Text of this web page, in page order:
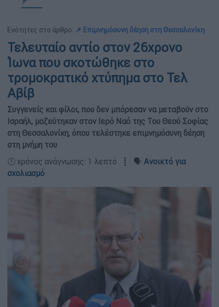
Ενότητες στο άρθρο: 📌 Επιμνημόσυνη δέηση στη Θεσσαλονίκη
Τελευταίο αντίο στον 26χρονο
Ίωνα που σκοτώθηκε στο
τρομοκρατικό χτύπημα στο Τελ
Αβίβ
Συγγενείς και φίλοι, που δεν μπόρεσαν να μεταβούν στο
Ισραήλ, μαζεύτηκαν στον Ιερό Ναό της Του Θεού Σοφίας
στη Θεσσαλονίκη, όπου τελέστηκε επιμνημόσυνη δέηση
στη μνήμη του
🕛 χρόνος ανάγνωσης: 1 λεπτό ┋ 🗣️ Ανοικτό για
σχολιασμό